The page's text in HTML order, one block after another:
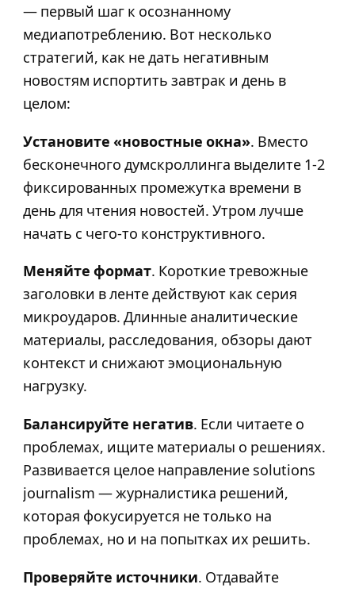
— первый шаг к осознанному
медиапотреблению. Вот несколько
стратегий, как не дать негативным
новостям испортить завтрак и день в
целом:
Установите «новостные окна». Вместо
бесконечного думскроллинга выделите 1-2
фиксированных промежутка времени в
день для чтения новостей. Утром лучше
начать с чего-то конструктивного.
Меняйте формат. Короткие тревожные
заголовки в ленте действуют как серия
микроударов. Длинные аналитические
материалы, расследования, обзоры дают
контекст и снижают эмоциональную
нагрузку.
Балансируйте негатив. Если читаете о
проблемах, ищите материалы о решениях.
Развивается целое направление solutions
journalism — журналистика решений,
которая фокусируется не только на
проблемах, но и на попытках их решить.
Проверяйте источники. Отдавайте